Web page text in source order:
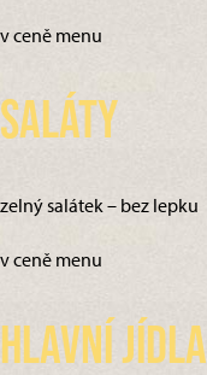
v ceně menu
Saláty
zelný salátek – bez lepku
v ceně menu
Hlavní jídla